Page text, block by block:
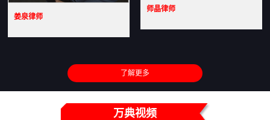
姜泉律师
师晶律师
了解更多
万典视频